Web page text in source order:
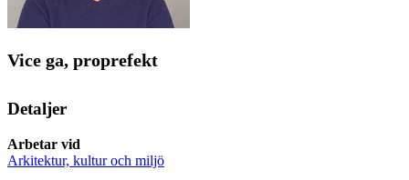
Vice ga, proprefekt
Detaljer
Arbetar vid
Arkitektur, kultur och miljö